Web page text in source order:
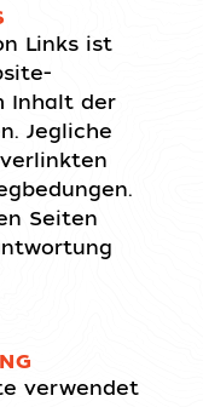
Links ist
Inhalt der
Jegliche
Seiten
verwendet